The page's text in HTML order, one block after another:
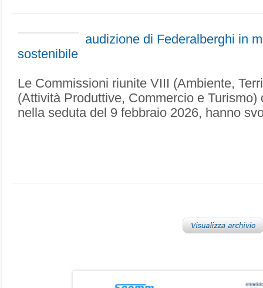
audizione di Federalberghi in
sostenibile
Le Commissioni riunite VIII (Ambiente,
(Attività Produttive, Commercio e
nella seduta del 9 febbraio 2026, hanno